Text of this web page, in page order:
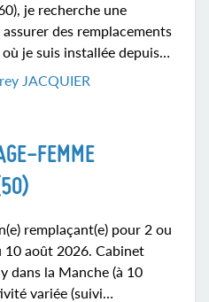
je recherche une
des remplacements
je suis installée depuis
vers une
maison de santé prévue
JACQUIER
FEMME
remplaçant(e) pour 2 ou
10 août 2026. Cabinet
dans la Manche (à 10
variée (suivi